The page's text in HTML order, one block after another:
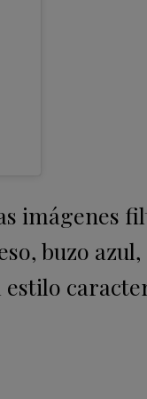
imágenes
buzo azul,
estilo